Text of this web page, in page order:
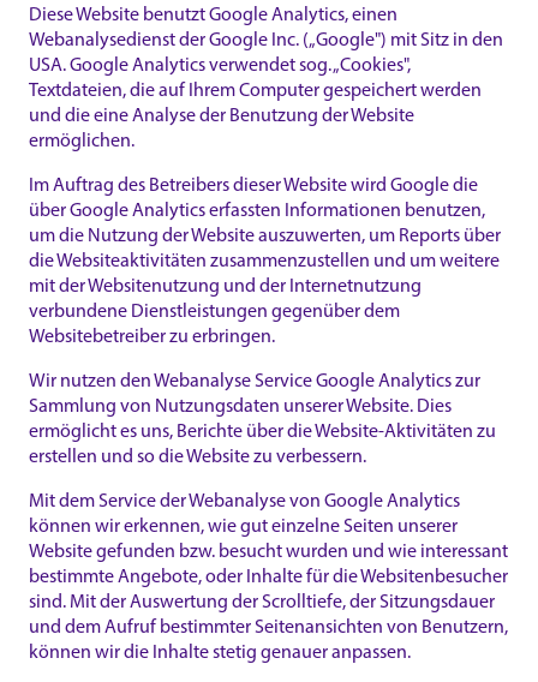
Diese Website benutzt Google Analytics, einen
Webanalysedienst der Google Inc. („Google") mit Sitz in den
USA. Google Analytics verwendet sog. „Cookies",
Textdateien, die auf Ihrem Computer gespeichert werden
und die eine Analyse der Benutzung der Website
ermöglichen.
Im Auftrag des Betreibers dieser Website wird Google die
über Google Analytics erfassten Informationen benutzen,
um die Nutzung der Website auszuwerten, um Reports über
die Websiteaktivitäten zusammenzustellen und um weitere
mit der Websitenutzung und der Internetnutzung
verbundene Dienstleistungen gegenüber dem
Websitebetreiber zu erbringen.
Wir nutzen den Webanalyse Service Google Analytics zur
Sammlung von Nutzungsdaten unserer Website. Dies
ermöglicht es uns, Berichte über die Website-Aktivitäten zu
erstellen und so die Website zu verbessern.
Mit dem Service der Webanalyse von Google Analytics
können wir erkennen, wie gut einzelne Seiten unserer
Website gefunden bzw. besucht wurden und wie interessant
bestimmte Angebote, oder Inhalte für die Websitenbesucher
sind. Mit der Auswertung der Scrolltiefe, der Sitzungsdauer
und dem Aufruf bestimmter Seitenansichten von Benutzern,
können wir die Inhalte stetig genauer anpassen.